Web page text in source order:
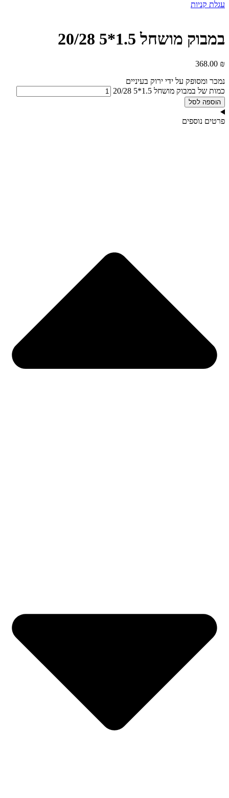
עגלת קניות
במבוק מושחל 1.5*5 20/28
368.00 ₪
נמכר ומסופק על ידי ירוק בעיניים
כמות של במבוק מושחל 1.5*5 20/28
הוספה לסל
פרטים נוספים